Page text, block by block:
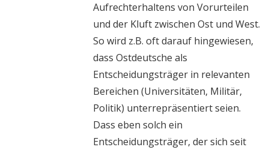
Aufrechterhaltens von Vorurteilen
und der Kluft zwischen Ost und West.
So wird z.B. oft darauf hingewiesen,
dass Ostdeutsche als
Entscheidungsträger in relevanten
Bereichen (Universitäten, Militär,
Politik) unterrepräsentiert seien.
Dass eben solch ein
Entscheidungsträger, der sich seit